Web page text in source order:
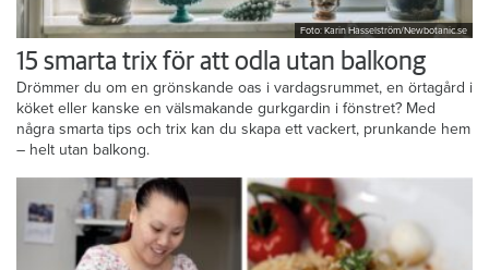
Foto: Karin Hasselström/Newbotanic.se
15 smarta trix för att odla utan balkong
Drömmer du om en grönskande oas i vardagsrummet, en örtagård i
köket eller kanske en välsmakande gurkgardin i fönstret? Med
några smarta tips och trix kan du skapa ett vackert, prunkande hem
– helt utan balkong.